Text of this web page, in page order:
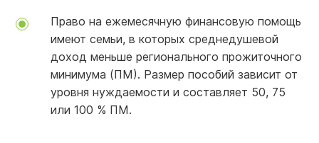
Право на ежемесячную финансовую помощь
имеют семьи, в которых среднедушевой
доход меньше регионального прожиточного
минимума (ПМ). Размер пособий зависит от
уровня нуждаемости и составляет 50, 75
или 100 % ПМ.